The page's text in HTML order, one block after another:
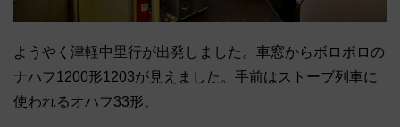
ようやく津軽中里行が出発しました。車窓からボロボロの
ナハフ1200形1203が見えました。手前はストーブ列車に
使われるオハフ33形。